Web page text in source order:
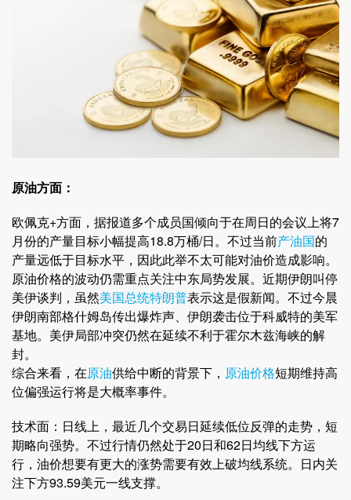
原油方面：
欧佩克+方面，据报道多个成员国倾向于在周日的会议上将7
月份的产量目标小幅提高18.8万桶/日。不过当前产油国的
产量远低于目标水平，因此此举不太可能对油价造成影响。
原油价格的波动仍需重点关注中东局势发展。近期伊朗叫停
美伊谈判，虽然美国总统特朗普表示这是假新闻。不过今晨
伊朗南部格什姆岛传出爆炸声、伊朗袭击位于科威特的美军
基地。美伊局部冲突仍然在延续不利于霍尔木兹海峡的解
封。
综合来看，在原油供给中断的背景下， 原油价格短期维持高
位偏强运行将是大概率事件。
技术面：日线上，最近几个交易日延续低位反弹的走势，短
期略向强势。不过行情仍然处于20日和62日均线下方运
行，油价想要有更大的涨势需要有效上破均线系统。日内关
注下方93.59美元一线支撑。